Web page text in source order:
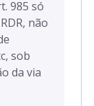
985 só
não
sob
da via